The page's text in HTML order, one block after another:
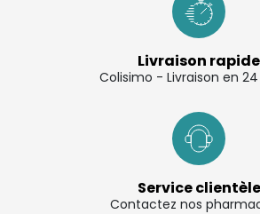
Livraison rapide
Colisimo - Livraison en
Service clientèle
Contactez nos